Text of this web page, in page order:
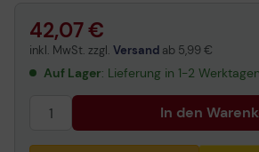
42,07 €
inkl. MwSt. zzgl. Versand ab 5,99 €
Auf Lager: Lieferung in 1-2 Werktagen
In den